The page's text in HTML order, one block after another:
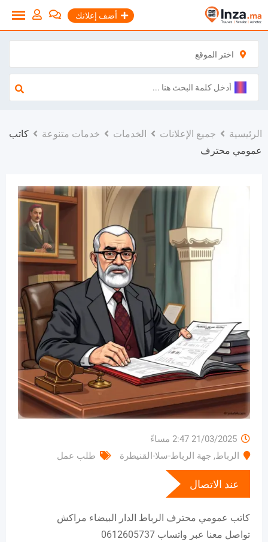
إلى
المحتوى
أضف إعلانك
اختر الموقع
الرئيسية جميع الإعلانات الخدمات خدمات متنوعة
كاتب
عمومي محترف
21/03/2025 2:47 مساءً
الرباط, جهة الرباط-سلا-القنيطرة طلب عمل
عند الاتصال
كاتب عمومي محترف الرباط الدار البيضاء مراكش
تواصل معنا عبر واتساب 0612605737